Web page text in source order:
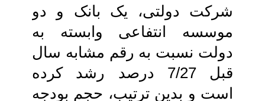
شرکت دولتی، یک بانک و دو
موسسه انتفاعی‏ وابسته به
دولت نسبت به رقم مشابه سال
قبل‏ 7/27 درصد رشد کرده
است و بدین ترتیب، حجم بودجه